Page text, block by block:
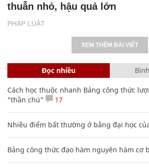
PHÁP LUẬT
thuẫn nhỏ, hậu quả lớn
XEM THÊM BÀI VIẾT
Đọc nhiều
Cách học thuộc nhanh Bảng công thức
"thần chú"
17
Nhiều điểm bất thường ở bằng đại học
Bảng công thức đạo hàm nguyên hàm cơ